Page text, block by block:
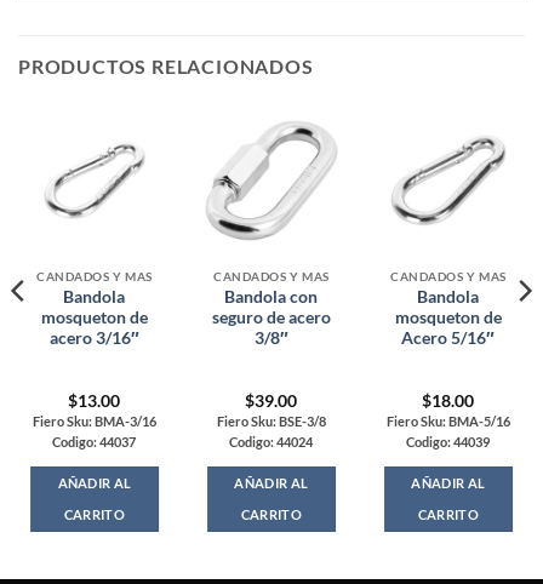
PRODUCTOS RELACIONADOS
CANDADOS Y MAS
Bandola
mosqueton de
acero 3/16″
$13.00
Fiero Sku: BMA-3/16
Codigo: 44037
AÑADIR AL
CARRITO
CANDADOS Y MAS
Bandola con
seguro de acero
3/8″
$39.00
Fiero Sku: BSE-3/8
Codigo: 44024
AÑADIR AL
CARRITO
CANDADOS Y MAS
Bandola
mosqueton de
Acero 5/16″
$18.00
Fiero Sku: BMA-5/16
Codigo: 44039
AÑADIR AL
CARRITO